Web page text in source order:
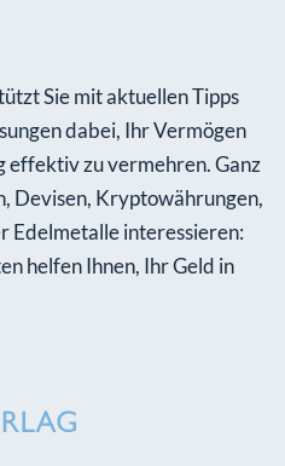
Sie mit aktuellen Tipps
dabei, Ihr Vermögen
effektiv zu vermehren. Ganz
Devisen, Kryptowährungen,
Edelmetalle interessieren:
helfen Ihnen, Ihr Geld in